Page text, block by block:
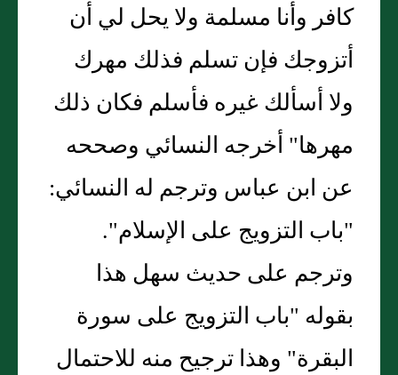
كافر وأنا مسلمة ولا يحل لي أن
أتزوجك فإن تسلم فذلك مهرك
ولا أسألك غيره فأسلم فكان ذلك
مهرها" أخرجه النسائي وصححه
عن ابن عباس وترجم له النسائي:
"باب التزويج على الإسلام".
وترجم على حديث سهل هذا
بقوله "باب التزويج على سورة
البقرة" وهذا ترجيح منه للاحتمال